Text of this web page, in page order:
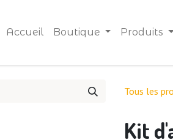
Accueil Boutique Produits
Tous les
Kit